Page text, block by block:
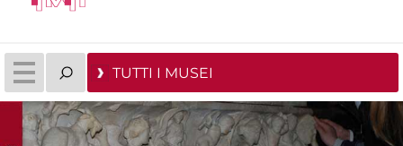
TUTTI I MUSEI